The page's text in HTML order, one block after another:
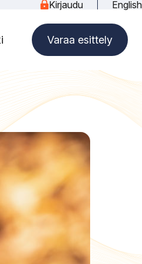
Kirjaudu English
Varaa esittely